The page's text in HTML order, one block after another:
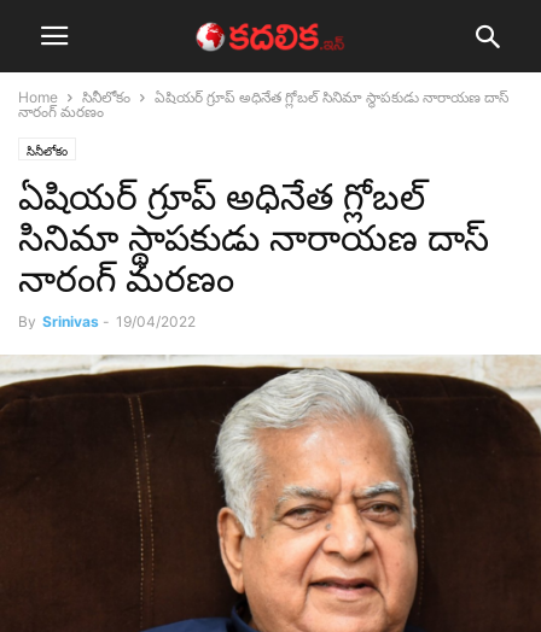
Home సినీలోకం
ఏషియ‌ర్ గ్రూప్ అధినేత గ్లోబ‌ల్ సినిమా స్థాప‌కుడు నారాయ‌ణ దాస్
నారంగ్ మరణం
సినీలోకం
ఏషియ‌ర్ గ్రూప్ అధినేత గ్లోబ‌ల్
సినిమా స్థాప‌కుడు నారాయ‌ణ దాస్
నారంగ్ మరణం
By Srinivas - 19/04/2022